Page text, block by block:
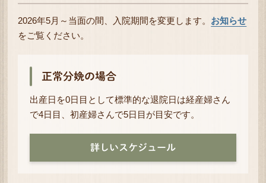
2026年5月～当面の間、入院期間を変更します。 お知らせ
をご覧ください。
正常分娩の場合
出産日を0日目として標準的な退院日は経産婦さん
で4日目、初産婦さんで5日目が目安です。
詳しいスケジュール